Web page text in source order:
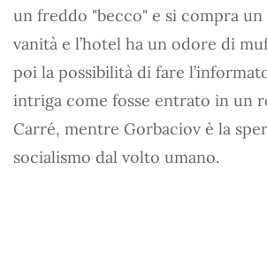
un freddo "becco" e si compra
vanità e l’hotel ha un odore di
poi la possibilità di fare
intriga come fosse entrato in un
Carré, mentre Gorbaciov è la
socialismo dal volto umano.